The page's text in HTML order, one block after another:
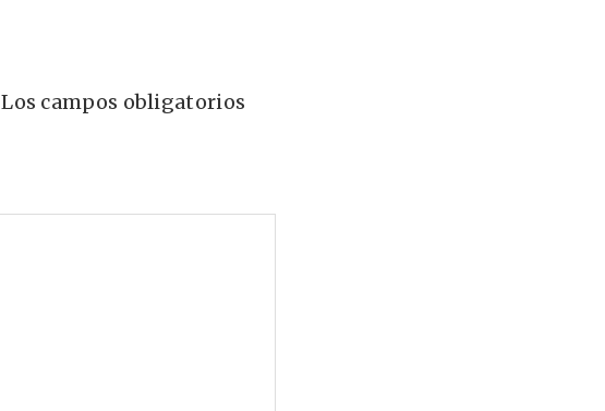
Los campos obligatorios